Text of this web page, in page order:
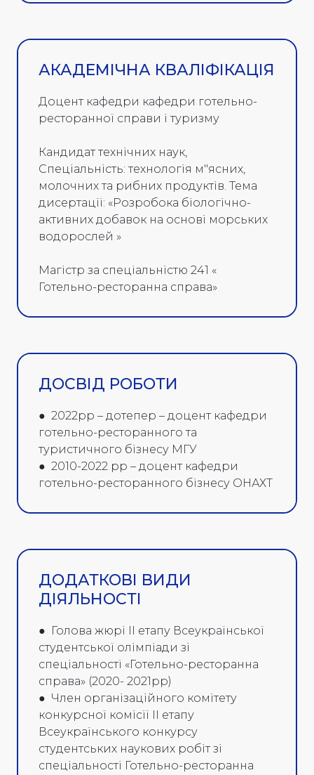
АКАДЕМІЧНА КВАЛІФІКАЦІЯ
Доцент кафедри кафедри готельно-
ресторанної справи і туризму
Кандидат технічних наук,
Спеціальність: технологія м"ясних,
молочних та рибних продуктів. Тема
дисертації: «Розробока біологічно-
активних добавок на основі морських
водорослей »
Магістр за спеціальністю 241 «
Готельно-ресторанна справа»
ДОСВІД РОБОТИ
● 2022рр – дотепер – доцент кафедри
готельно-ресторанного та
туристичного бізнесу МГУ
● 2010-2022 рр – доцент кафедри
готельно-ресторанного бізнесу ОНАХТ
ДОДАТКОВІ ВИДИ
ДІЯЛЬНОСТІ
● Голова жюрі II етапу Всеукраїнської
студентської олімпіади зі
спеціальності «Готельно-ресторанна
справа» (2020- 2021рр)
● Член організаційного комітету
конкурсної комісії ІІ етапу
Всеукраїнського конкурсу
студентських наукових робіт зі
спеціальності Готельно-ресторанна